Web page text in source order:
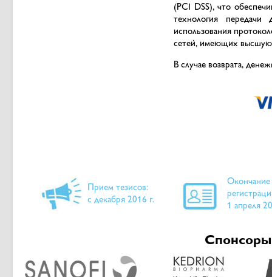
(PCI DSS), что
технология передачи
использования
сетей, имеющих высшую
В случае возврата,
Прием тезисов:
с декабря 2016 г.
Окончание
1 апреля